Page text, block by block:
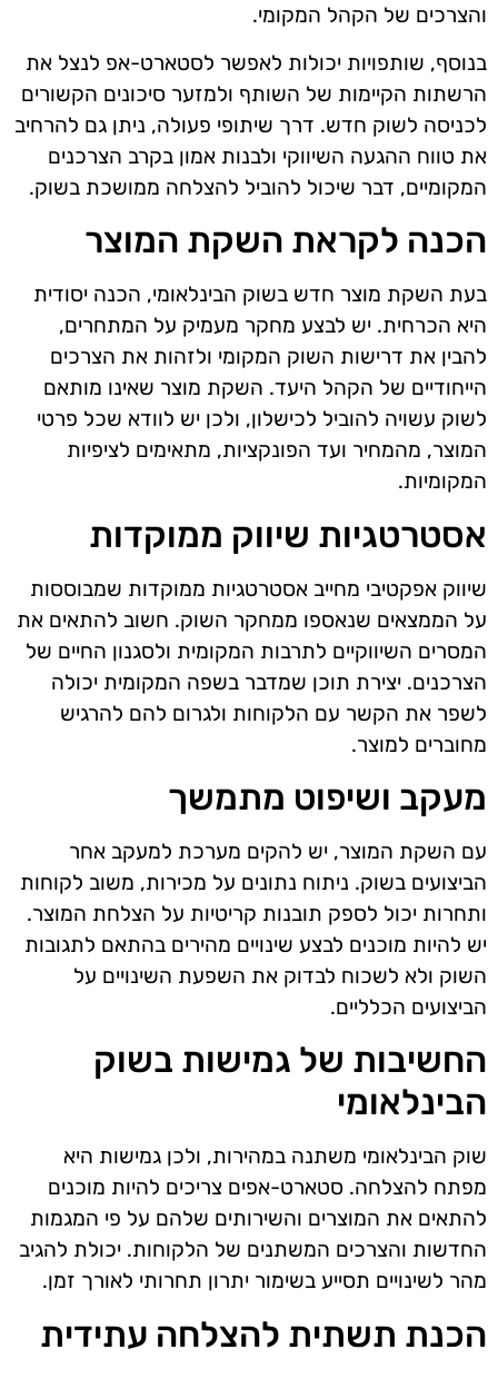
והצרכים של הקהל המקומי.
בנוסף, שותפויות יכולות לאפשר לסטארט-אפ לנצל את
הרשתות הקיימות של השותף ולמזער סיכונים הקשורים
לכניסה לשוק חדש. דרך שיתופי פעולה, ניתן גם להרחיב
את טווח ההגעה השיווקי ולבנות אמון בקרב הצרכנים
המקומיים, דבר שיכול להוביל להצלחה ממושכת בשוק.
הכנה לקראת השקת המוצר
בעת השקת מוצר חדש בשוק הבינלאומי, הכנה יסודית
היא הכרחית. יש לבצע מחקר מעמיק על המתחרים,
להבין את דרישות השוק המקומי ולזהות את הצרכים
הייחודיים של הקהל היעד. השקת מוצר שאינו מותאם
לשוק עשויה להוביל לכישלון, ולכן יש לוודא שכל פרטי
המוצר, מהמחיר ועד הפונקציות, מתאימים לציפיות
המקומיות.
אסטרטגיות שיווק ממוקדות
שיווק אפקטיבי מחייב אסטרטגיות ממוקדות שמבוססות
על הממצאים שנאספו ממחקר השוק. חשוב להתאים את
המסרים השיווקיים לתרבות המקומית ולסגנון החיים של
הצרכנים. יצירת תוכן שמדבר בשפה המקומית יכולה
לשפר את הקשר עם הלקוחות ולגרום להם להרגיש
מחוברים למוצר.
מעקב ושיפוט מתמשך
עם השקת המוצר, יש להקים מערכת למעקב אחר
הביצועים בשוק. ניתוח נתונים על מכירות, משוב לקוחות
ותחרות יכול לספק תובנות קריטיות על הצלחת המוצר.
יש להיות מוכנים לבצע שינויים מהירים בהתאם לתגובות
השוק ולא לשכוח לבדוק את השפעת השינויים על
הביצועים הכלליים.
החשיבות של גמישות בשוק
הבינלאומי
שוק הבינלאומי משתנה במהירות, ולכן גמישות היא
מפתח להצלחה. סטארט-אפים צריכים להיות מוכנים
להתאים את המוצרים והשירותים שלהם על פי המגמות
החדשות והצרכים המשתנים של הלקוחות. יכולת להגיב
מהר לשינויים תסייע בשימור יתרון תחרותי לאורך זמן.
הכנת תשתית להצלחה עתידית